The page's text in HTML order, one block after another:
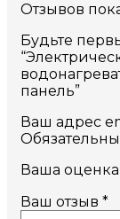
Отзывов
Будьте
панель”
Ваш адрес
Ваша оценка
Ваш отзыв *